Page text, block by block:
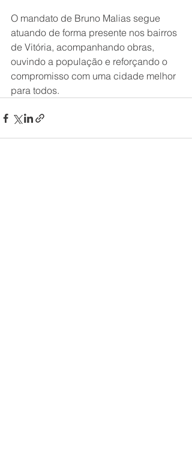
O mandato de Bruno Malias segue
atuando de forma presente nos bairros
de Vitória, acompanhando obras,
ouvindo a população e reforçando o
compromisso com uma cidade melhor
para todos.